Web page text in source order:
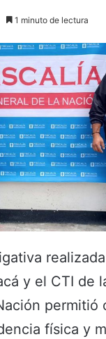
1 minuto de lectura
y el CTI de
permitió
física y